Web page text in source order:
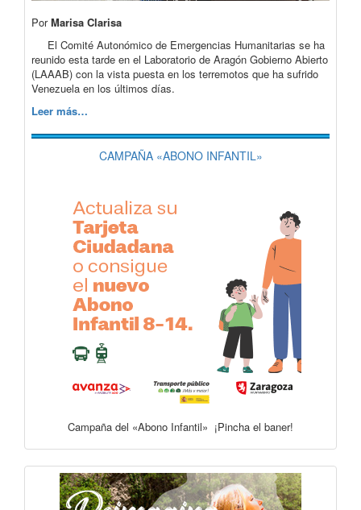
PorMarisa Clarisa
El Comité Autonómico de Emergencias Humanitarias se ha
reunido esta tarde en el Laboratorio de Aragón Gobierno Abierto
(LAAAB) con la vista puesta en los terremotos que ha sufrido
Venezuela en los últimos días.
Leer más…
CAMPAÑA «ABONO INFANTIL»
Campaña del «Abono Infantil» ¡Pincha el baner!